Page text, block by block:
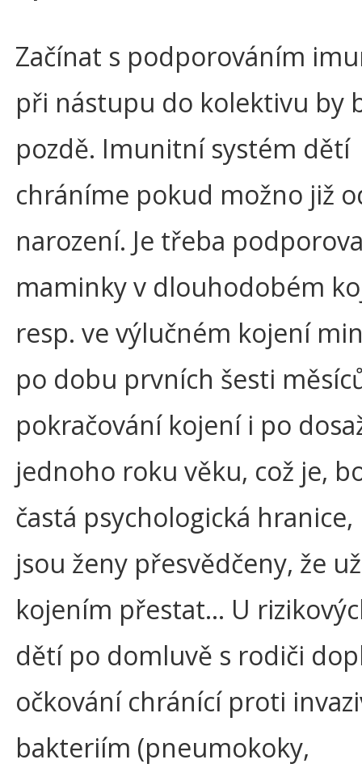
Začínat s podporováním
při nástupu do kolektivu by
pozdě. Imunitní systém dětí
chráníme pokud možno již
narození. Je třeba
maminky v dlouhodobém
resp. ve výlučném kojení
po dobu prvních šesti
pokračování kojení i po
jednoho roku věku, což je,
častá psychologická hranice,
jsou ženy přesvědčeny, že
kojením přestat… U
dětí po domluvě s rodiči
očkování chránící proti
bakteriím (pneumokoky,